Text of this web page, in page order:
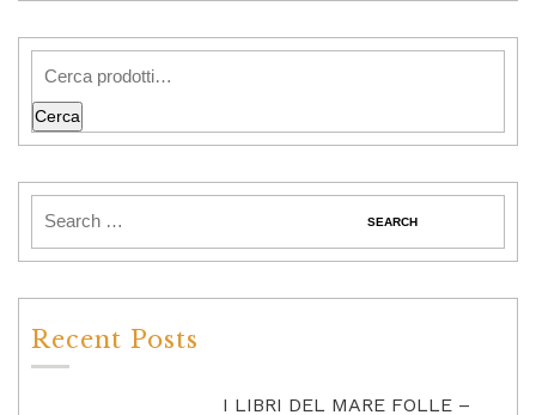
Cerca
Recent Posts
I LIBRI DEL MARE FOLLE –